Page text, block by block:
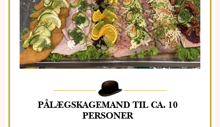
PÅLÆGSKAGEMAND TIL CA. 10
PERSONER